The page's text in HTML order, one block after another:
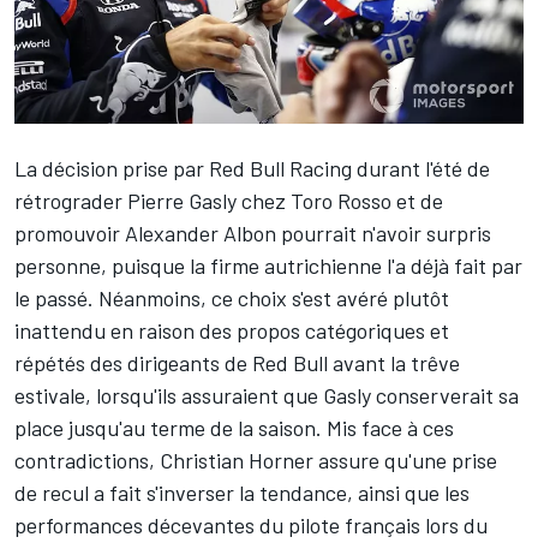
La décision prise par Red Bull Racing durant l'été de
rétrograder Pierre Gaslychez Toro Rosso et de
promouvoir Alexander Albon pourrait n'avoir surpris
personne, puisque la firme autrichienne l'a déjà fait par
le passé. Néanmoins, ce choix s'est avéré plutôt
inattendu en raison des propos catégoriques et
répétés des dirigeants de Red Bull avant la trêve
estivale, lorsqu'ils assuraient que Gasly conserverait sa
place jusqu'au terme de la saison. Mis face à ces
contradictions, Christian Horner assure qu'une prise
de recul a fait s'inverser la tendance, ainsi que les
performances décevantes du pilote français lors du